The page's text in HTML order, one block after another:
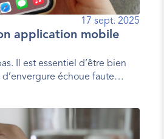
17 sept. 2025
application mobile
Il est essentiel d’être bien
échoue faute